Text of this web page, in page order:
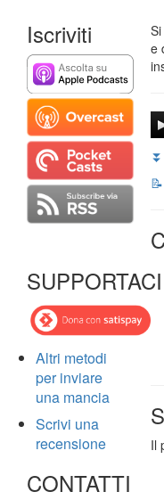
Iscriviti
SUPPORTACI
Altri metodi
per inviare
una mancia
Scrivi una
recensione
CONTATTI
e
Il